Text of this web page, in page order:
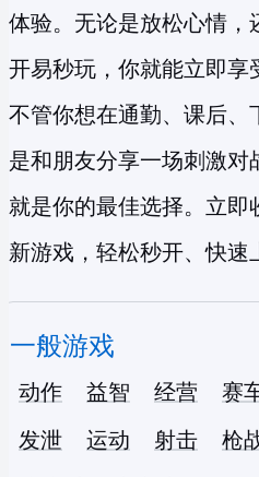
体验。无论是放松心情，
开易秒玩，你就能立即享
不管你想在通勤、课后、
是和朋友分享一场刺激对
就是你的最佳选择。立即
新游戏，轻松秒开、快速
一般游戏
动作 益智 经营 赛
发泄
运动 射击 枪